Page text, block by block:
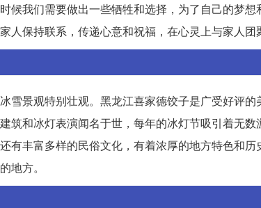
候我们需要做出一些牺牲和选择，为了自己的梦想
保持联系，传递心意和祝福，在心灵上与家人团
雪景观特别壮观。黑龙江喜家德饺子是广受好评的
筑和冰灯表演闻名于世，每年的冰灯节吸引着无数
有丰富多样的民俗文化，有着浓厚的地方特色和历
地方。